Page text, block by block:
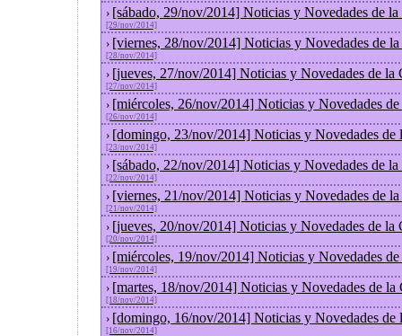
› [sábado, 29/nov/2014] Noticias y Novedades de
[29/nov/2014]
› [viernes, 28/nov/2014] Noticias y Novedades de
[28/nov/2014]
› [jueves, 27/nov/2014] Noticias y Novedades de la
[27/nov/2014]
› [miércoles, 26/nov/2014] Noticias y Novedades
[26/nov/2014]
› [domingo, 23/nov/2014] Noticias y Novedades de
[23/nov/2014]
› [sábado, 22/nov/2014] Noticias y Novedades de
[22/nov/2014]
› [viernes, 21/nov/2014] Noticias y Novedades de
[21/nov/2014]
› [jueves, 20/nov/2014] Noticias y Novedades de la
[20/nov/2014]
› [miércoles, 19/nov/2014] Noticias y Novedades
[19/nov/2014]
› [martes, 18/nov/2014] Noticias y Novedades de la
[18/nov/2014]
› [domingo, 16/nov/2014] Noticias y Novedades de
[16/nov/2014]